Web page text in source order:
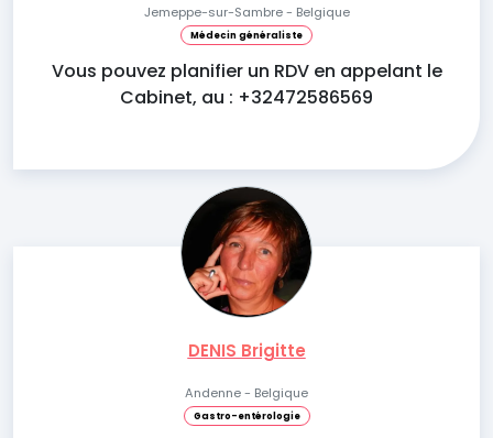
Jemeppe-sur-Sambre - Belgique
Médecin généraliste
Vous pouvez planifier un RDV en appelant le
Cabinet, au : +32472586569
DENIS Brigitte
Andenne - Belgique
Gastro-entérologie